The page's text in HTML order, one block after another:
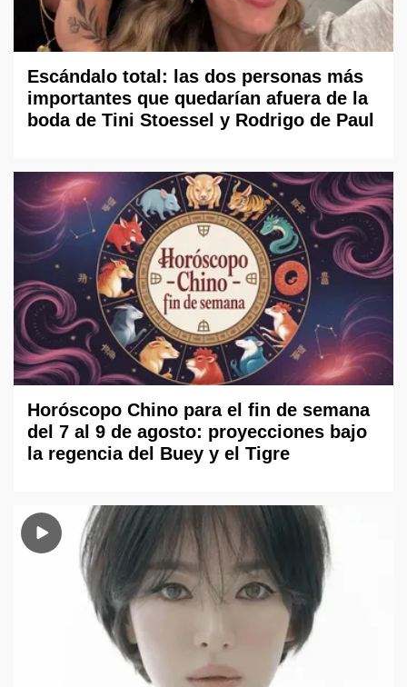
Escándalo total: las dos personas más
importantes que quedarían afuera de la
boda de Tini Stoessel y Rodrigo de Paul
Horóscopo Chino para el fin de semana
del 7 al 9 de agosto: proyecciones bajo
la regencia del Buey y el Tigre